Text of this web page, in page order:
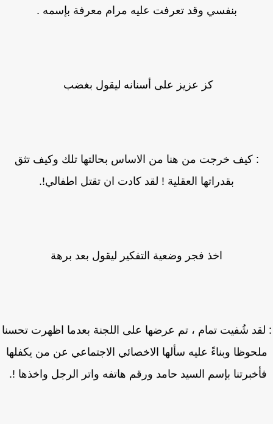
بنفسي وقد تعرفت عليه مرام معرفة بإسمه .
كز عزيز على أسنانه ليقول بغضب
: كيف خرجت من هنا من الاساس بحالتها تلك وكيف تثق
بقدراتها العقلية ! لقد كادت ان تقتل اطفالي!.
اخذ فجر وضعية التفكير ليقول بعد برهة
شُفيت تمام ، تم عرضها على اللجنة بعدما اظهرت تحسنا
وبناءً عليه سألها الاخصائي الاجتماعي عن من يكفلها
بإسم السيد حامد ورقم هاتفه واتر الرجل واخذها !.